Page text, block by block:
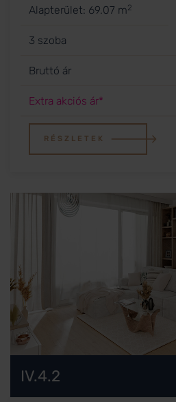
Alapterület: 69.07 m2
3 szoba
Bruttó ár
Extra akciós ár*
RÉSZLETEK
IV.4.2